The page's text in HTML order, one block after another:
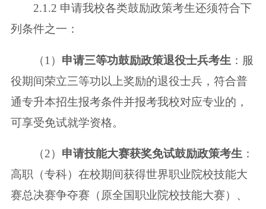
2.1.2 申请我校各类鼓励政策考生还须符合下
列条件之一：
（1） 申请三等功鼓励政策退役士兵考生 ：服
役期间荣立三等功以上奖励的退役士兵，符合普
通专升本招生报考条件并报考我校对应专业的，
可享受免试就学资格。
（2） 申请技能大赛获奖免试鼓励政策考生 ：
高职（专科）在校期间获得世界职业院校技能大
赛总决赛争夺赛（原全国职业院校技能大赛）、